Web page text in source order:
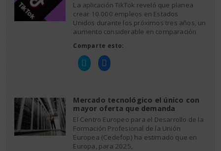
ventana
nueva)
ventana
nueva)
La aplicación TikTok reveló que planea
crear 10.000 empleos en Estados
Unidos durante los próximos tres años, un
aumento considerable en comparación
Comparte esto:
Haz
clic
para
(Se
abre
en
ventana
nueva)
Haz
clic
para
(Se
abre
en
ventana
nueva)
Mercado tecnológico el único con
mayor oferta que demanda
El Centro Europeo para el Desarrollo de la
Formación Profesional de la Unión
Europea (Cedefop) ha estimado que en
Europa, para 2025,